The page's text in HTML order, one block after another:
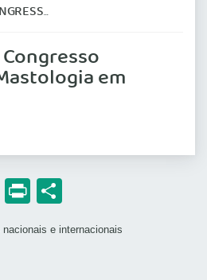
EM CURITIBA
em
Email
Print